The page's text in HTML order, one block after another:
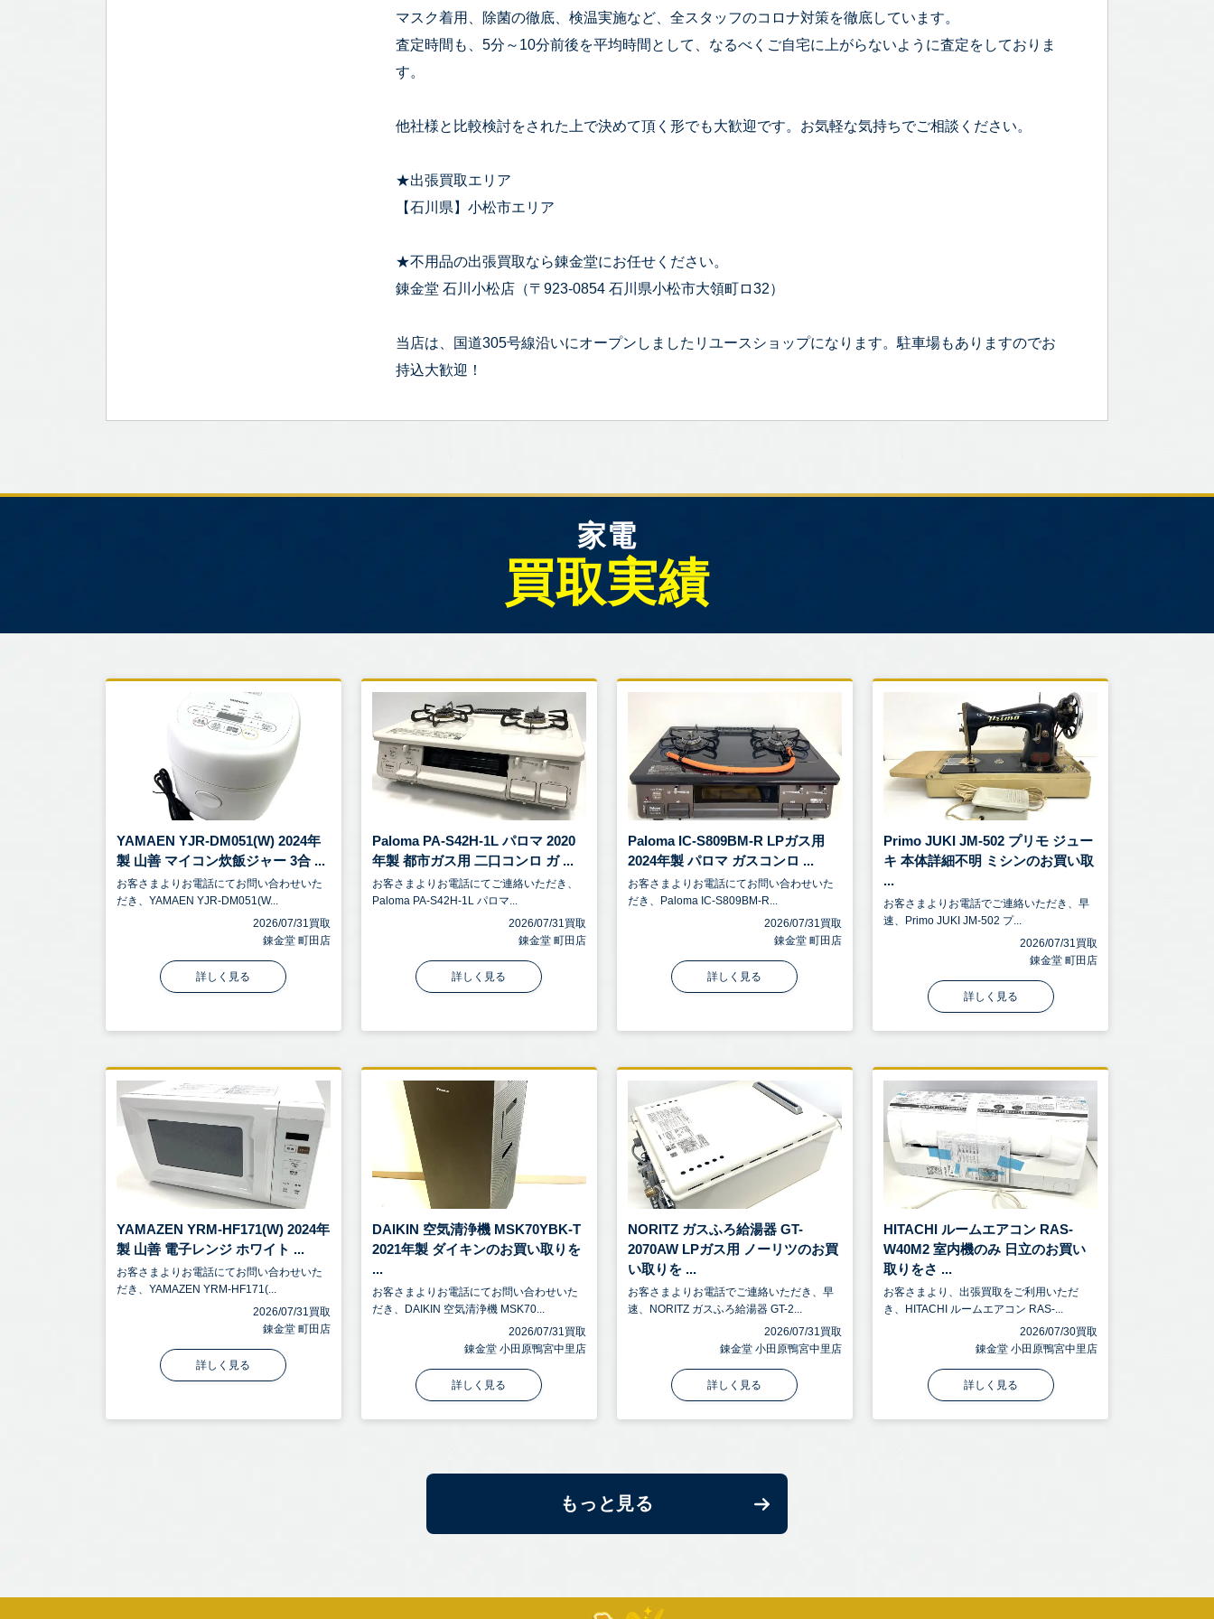
マスク着用、除菌の徹底、検温実施など、全スタッフのコロナ対策を徹底しています。
査定時間も、5分～10分前後を平均時間として、なるべくご自宅に上がらないように査定をしておりま
す。
他社様と比較検討をされた上で決めて頂く形でも大歓迎です。お気軽な気持ちでご相談ください。
★出張買取エリア
【石川県】小松市エリア
★不用品の出張買取なら錬金堂にお任せください。
錬金堂 石川小松店（〒923-0854 石川県小松市大領町ロ32）
当店は、国道305号線沿いにオープンしましたリユースショップになります。駐車場もありますのでお
持込大歓迎！
家電
買取実績
YAMAEN YJR-DM051(W) 2024年
製 山善 マイコン炊飯ジャー 3合 ...
お客さまよりお電話にてお問い合わせいた
だき、YAMAEN YJR-DM051(W...
2026/07/31買取
錬金堂 町田店
詳しく見る
Paloma PA-S42H-1L パロマ 2020
年製 都市ガス用 二口コンロ ガ ...
お客さまよりお電話にてご連絡いただき、
Paloma PA-S42H-1L パロマ...
2026/07/31買取
錬金堂 町田店
詳しく見る
Paloma IC-S809BM-R LPガス用
2024年製 パロマ ガスコンロ ...
お客さまよりお電話にてお問い合わせいた
だき、Paloma IC-S809BM-R...
2026/07/31買取
錬金堂 町田店
詳しく見る
Primo JUKI JM-502 プリモ ジュー
キ 本体詳細不明 ミシンのお買い取
...
お客さまよりお電話でご連絡いただき、早
速、Primo JUKI JM-502 プ...
2026/07/31買取
錬金堂 町田店
詳しく見る
YAMAZEN YRM-HF171(W) 2024年
製 山善 電子レンジ ホワイト ...
お客さまよりお電話にてお問い合わせいた
だき、YAMAZEN YRM-HF171(...
2026/07/31買取
錬金堂 町田店
詳しく見る
DAIKIN 空気清浄機 MSK70YBK-T
2021年製 ダイキンのお買い取りを
...
お客さまよりお電話にてお問い合わせいた
だき、DAIKIN 空気清浄機 MSK70...
2026/07/31買取
錬金堂 小田原鴨宮中里店
詳しく見る
NORITZ ガスふろ給湯器 GT-
2070AW LPガス用 ノーリツのお買
い取りを ...
お客さまよりお電話でご連絡いただき、早
速、NORITZ ガスふろ給湯器 GT-2...
2026/07/31買取
錬金堂 小田原鴨宮中里店
詳しく見る
HITACHI ルームエアコン RAS-
W40M2 室内機のみ 日立のお買い
取りをさ ...
お客さまより、出張買取をご利用いただ
き、HITACHI ルームエアコン RAS-...
2026/07/30買取
錬金堂 小田原鴨宮中里店
詳しく見る
もっと見る